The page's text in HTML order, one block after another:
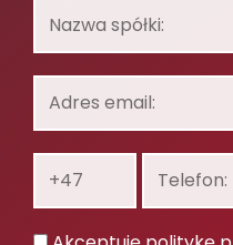
spółki:
email: